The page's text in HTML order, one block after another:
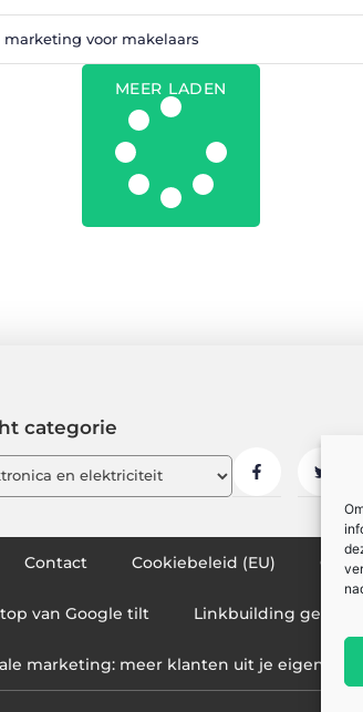
marketing voor makelaars
MEER LADEN
categorie
Contact Cookiebeleid (EU) Ons
van Google tilt Linkbuilding geld
marketing: meer klanten uit je eigen regio